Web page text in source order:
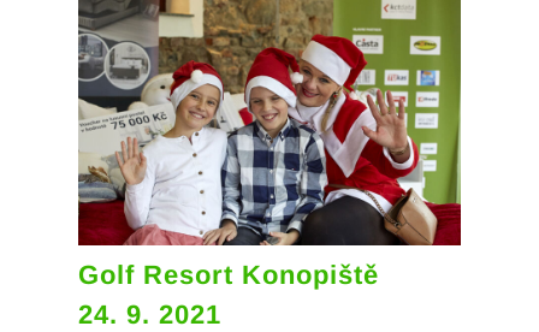
Golf Resort Konopiště
24. 9. 2021